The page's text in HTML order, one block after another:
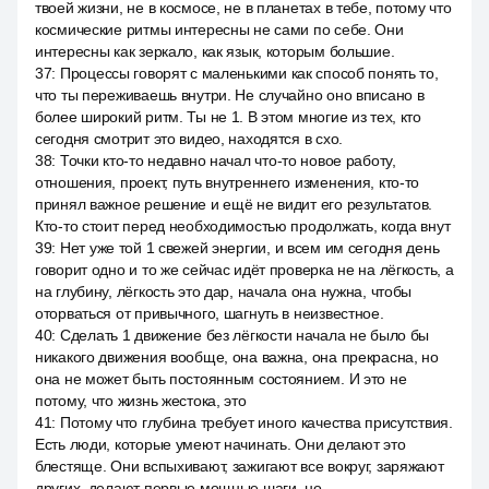
твоей жизни, не в космосе, не в планетах в тебе, потому что
космические ритмы интересны не сами по себе. Они
интересны как зеркало, как язык, которым большие.
37: Процессы говорят с маленькими как способ понять то,
что ты переживаешь внутри. Не случайно оно вписано в
более широкий ритм. Ты не 1. В этом многие из тех, кто
сегодня смотрит это видео, находятся в схо.
38: Точки кто-то недавно начал что-то новое работу,
отношения, проект, путь внутреннего изменения, кто-то
принял важное решение и ещё не видит его результатов.
Кто-то стоит перед необходимостью продолжать, когда внут
39: Нет уже той 1 свежей энергии, и всем им сегодня день
говорит одно и то же сейчас идёт проверка не на лёгкость, а
на глубину, лёгкость это дар, начала она нужна, чтобы
оторваться от привычного, шагнуть в неизвестное.
40: Сделать 1 движение без лёгкости начала не было бы
никакого движения вообще, она важна, она прекрасна, но
она не может быть постоянным состоянием. И это не
потому, что жизнь жестока, это
41: Потому что глубина требует иного качества присутствия.
Есть люди, которые умеют начинать. Они делают это
блестяще. Они вспыхивают, зажигают все вокруг, заряжают